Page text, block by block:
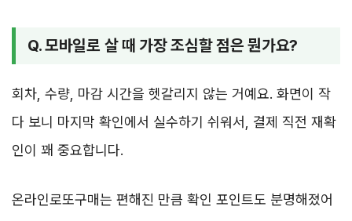
Q. 모바일로 살 때 가장 조심할 점은 뭔가요?
회차, 수량, 마감 시간을 헷갈리지 않는 거예요. 화면이 작
다 보니 마지막 확인에서 실수하기 쉬워서, 결제 직전 재확
인이 꽤 중요합니다.
온라인로또구매는 편해진 만큼 확인 포인트도 분명해졌어